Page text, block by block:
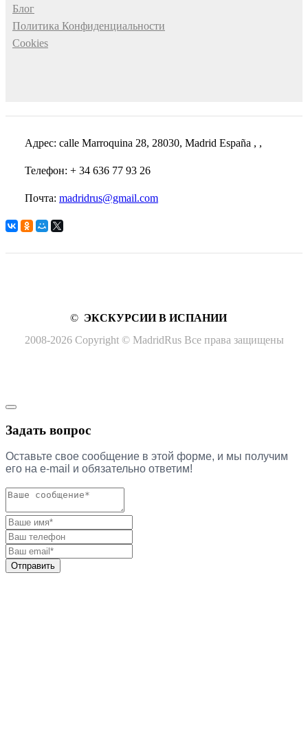
Блог
Политика Конфиденциальности
Cookies
Адрес: calle Marroquina 28, 28030, Madrid España , ,
Телефон: + 34 636 77 93 26
Почта: madridrus@gmail.com
© ЭКСКУРСИИ В ИСПАНИИ
2008-2026 Copyright © MadridRus Все права защищены
Задать вопрос
Оставьте свое сообщение в этой форме, и мы получим
его на e-mail и обязательно ответим!